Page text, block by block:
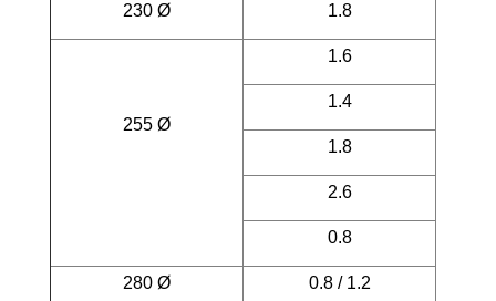
230 Ø 1.8
255 Ø
1.6
1.4
1.8
2.6
0.8
280 Ø 0.8 / 1.2